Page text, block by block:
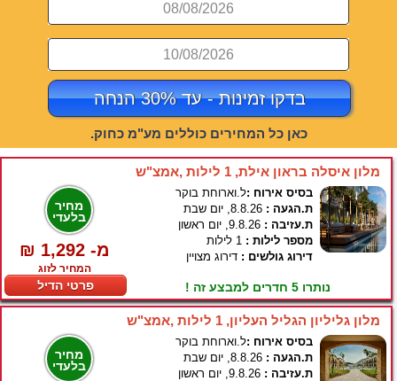
08/08/2026
10/08/2026
בדקו זמינות - עד 30% הנחה
כאן כל המחירים כוללים מע"מ כחוק.
מלון איסלה בראון אילת, 1 לילות ,אמצ"ש
מחיר
בלעדי
₪ 1,292 -מ
המחיר לזוג
פרטי הדיל
בסיס אירוח :ל.וארוחת בוקר
ת.הגעה :
ת.עזיבה :
מספר לילות :
דירוג גולשים : דירוג מצויין
נותרו 5 חדרים למבצע זה !
מלון גליליון הגליל העליון, 1 לילות ,אמצ"ש
מחיר
בלעדי
בסיס אירוח :ל.וארוחת בוקר
ת.הגעה :
ת.עזיבה :